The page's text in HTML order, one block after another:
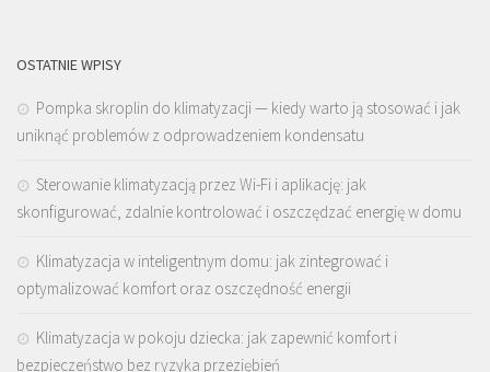
OSTATNIE WPISY
Pompka skroplin do klimatyzacji — kiedy warto ją stosować i jak
uniknąć problemów z odprowadzeniem kondensatu
Sterowanie klimatyzacją przez Wi-Fi i aplikację: jak
skonfigurować, zdalnie kontrolować i oszczędzać energię w domu
Klimatyzacja w inteligentnym domu: jak zintegrować i
optymalizować komfort oraz oszczędność energii
Klimatyzacja w pokoju dziecka: jak zapewnić komfort i
bezpieczeństwo bez ryzyka przeziębień